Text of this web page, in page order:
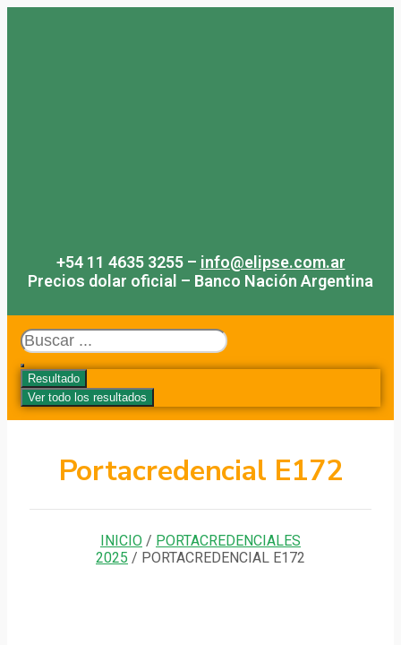
+54 11 4635 3255 – info@elipse.com.ar
Precios dolar oficial – Banco Nación Argentina
Search
...
Resultado
Ver todo los resultados
Portacredencial E172
INICIO / PORTACREDENCIALES
2025 / PORTACREDENCIAL E172